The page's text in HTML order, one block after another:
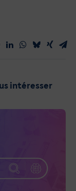
intéresser